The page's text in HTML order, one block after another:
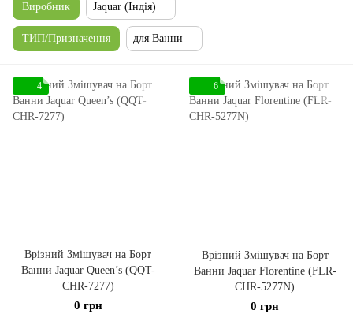
Виробник Jaquar (Індія)
ТИП/Призначення для Ванни
4
Врізний Змішувач на Борт
Ванни Jaquar Queen’s (QQT-
CHR-7277)
0 грн
6
Врізний Змішувач на Борт
Ванни Jaquar Florentine (FLR-
CHR-5277N)
0 грн